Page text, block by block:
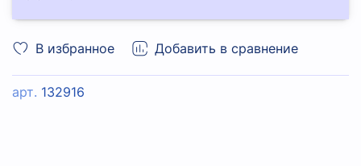
В избранное Добавить в сравнение
арт. 132916